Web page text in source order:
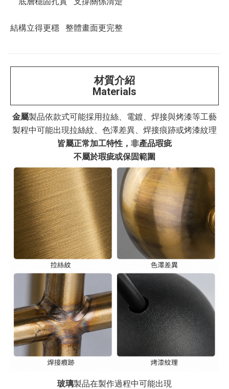
結構立得更穩 整體畫面更完整
材質介紹
Materials
金屬製品依款式可能採用拉絲、電鍍、焊接與烤漆等工藝
製程中可能出現拉絲紋、色澤差異、焊接痕跡或烤漆紋理
皆屬正常加工特性，非產品瑕疵
不屬於瑕疵或保固範圍
玻璃製品在製作過程中可能出現